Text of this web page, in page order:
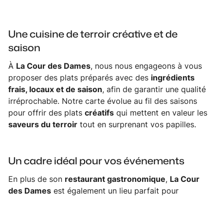
Une cuisine de terroir créative et de
saison
À La Cour des Dames, nous nous engageons à vous
proposer des plats préparés avec des ingrédients
frais, locaux et de saison, afin de garantir une qualité
irréprochable. Notre carte évolue au fil des saisons
pour offrir des platscréatifs qui mettent en valeur les
saveurs du terroir tout en surprenant vos papilles.
Un cadre idéal pour vos événements
En plus de son restaurant gastronomique, La Cour
des Dames est également un lieu parfait pour